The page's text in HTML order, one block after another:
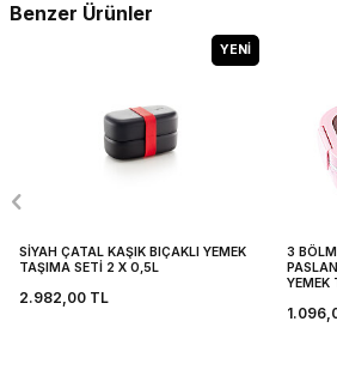
Benzer Ürünler
YENI
SİYAH ÇATAL KAŞIK BIÇAKLI YEMEK
TAŞIMA SETİ 2 X 0,5L
2.982,00 TL
3
YEMEK